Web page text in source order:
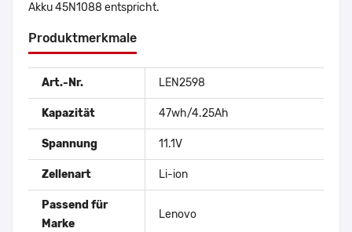
Akku 45N1088 entspricht.
Produktmerkmale
Art.-Nr. LEN2598
Kapazität 47wh/4.25Ah
Spannung 11.1V
Zellenart Li-ion
Passend für
Marke
Lenovo